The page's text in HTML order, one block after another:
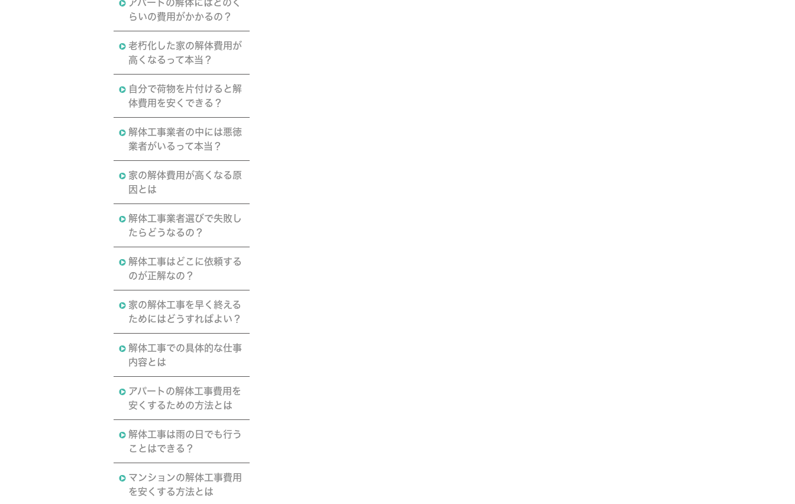
アパートの解体にはどのく
らいの費用がかかるの？
老朽化した家の解体費用が
高くなるって本当？
自分で荷物を片付けると解
体費用を安くできる？
解体工事業者の中には悪徳
業者がいるって本当？
家の解体費用が高くなる原
因とは
解体工事業者選びで失敗し
たらどうなるの？
解体工事はどこに依頼する
のが正解なの？
家の解体工事を早く終える
ためにはどうすればよい？
解体工事での具体的な仕事
内容とは
アパートの解体工事費用を
安くするための方法とは
解体工事は雨の日でも行う
ことはできる？
マンションの解体工事費用
を安くする方法とは